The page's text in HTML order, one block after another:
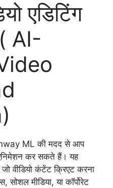
एडिटिंग
AI-
ML की मदद से आप
कर सकते हैं। यह
वीडियो कंटेंट क्रिएट करना
मीडिया, या कॉर्पोरेट